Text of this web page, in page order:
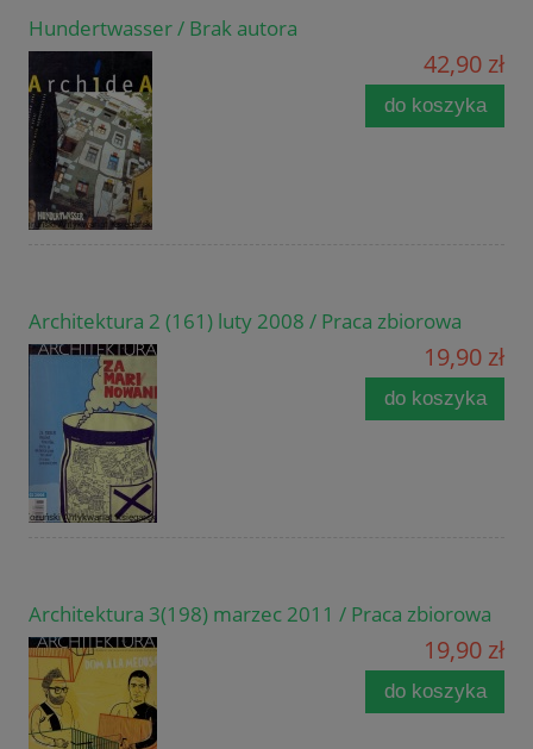
Hundertwasser / Brak autora
42,90 zł
do koszyka
Architektura 2 (161) luty 2008 / Praca zbiorowa
19,90 zł
do koszyka
Architektura 3(198) marzec 2011 / Praca zbiorowa
19,90 zł
do koszyka